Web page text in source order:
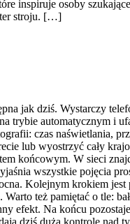
inspiruje osoby
stroju. […]
jak dziś. Wystarczy
trybie automatycznym i
czas naświetlania,
lub wyostrzyć cały
końcowym. W sieci
wszystkie pojęcia
Kolejnym krokiem
też pamiętać o tle:
efekt. Na końcu